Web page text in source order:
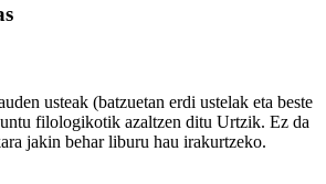
usteak (batzuetan erdi ustelak eta beste
filologikotik azaltzen ditu Urtzik. Ez da
jakin behar liburu hau irakurtzeko.